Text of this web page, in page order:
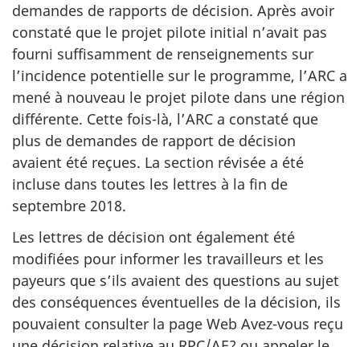
demandes de rapports de décision. Après avoir
constaté que le projet pilote initial n’avait pas
fourni suffisamment de renseignements sur
l’incidence potentielle sur le programme, l’ARC a
mené à nouveau le projet pilote dans une région
différente. Cette fois-là, l’ARC a constaté que
plus de demandes de rapport de décision
avaient été reçues. La section révisée a été
incluse dans toutes les lettres à la fin de
septembre 2018.
Les lettres de décision ont également été
modifiées pour informer les travailleurs et les
payeurs que s’ils avaient des questions au sujet
des conséquences éventuelles de la décision, ils
pouvaient consulter la page Web Avez-vous reçu